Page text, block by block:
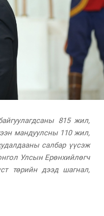
815 жил,
мандуулсны 110 жил,
салбар үүсэж
Улсын Ерөнхийлөгч
төрийн дээд шагнал,